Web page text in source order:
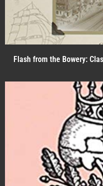
Flash from the Bowery: